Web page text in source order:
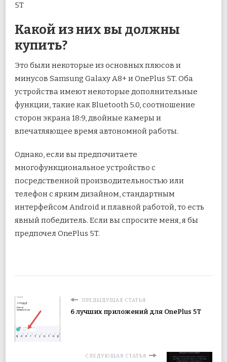
5T
Какой из них вы должны
купить?
Это были некоторые из основных плюсов и
минусов Samsung Galaxy A8+ и OnePlus 5T. Оба
устройства имеют некоторые дополнительные
функции, такие как Bluetooth 5.0, соотношение
сторон экрана 18:9, двойные камеры и
впечатляющее время автономной работы.
Однако, если вы предпочитаете
многофункциональное устройство с
посредственной производительностью или
телефон с ярким дизайном, стандартным
интерфейсом Android и плавной работой, то есть
явный победитель. Если вы спросите меня, я бы
предпочел OnePlus 5T.
ПРЕДЫДУЩАЯ СТАТЬЯ
6 лучших приложений для OnePlus 5T
СЛЕДУЮЩАЯ СТАТЬЯ